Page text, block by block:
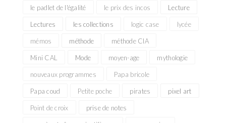
le padlet de l'égalité le prix des incos Lecture
Lectures les collections logic case lycée
mémos méthode méthode CIA
Mini CAL Mode moyen-age mythologie
nouveaux programmes Papa bricole
Papa coud Petite poche pirates pixel art
Point de croix prise de notes